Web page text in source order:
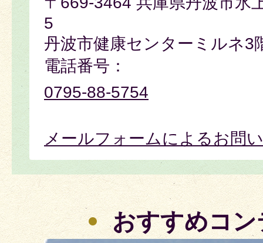
5
丹波市健康センターミルネ3
電話番号：
0795-88-5754
メールフォームによるお問
おすすめコ